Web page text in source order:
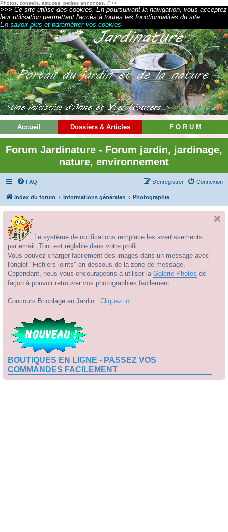
Photos, conseils, astuces, petites annonces..." />
>>> Ce site utilise des cookies. En poursuivant la navigation, vous acceptez
leur utilisation permettant l'accès à toutes les fonctionnalités du site.
En savoir plus et paramétrer vos cookies
Accueil Dossiers & Articles F O R U M
Forum Jardinature - Forum jardin, jardinage,
nature, environnement
FAQ Connexion
S’enregistrer
Index du forum Informations générales Photographie
Le système de notifications remplace les avertissements
par email. Tout est réglable dans votre profil.
Vous pouvez charger facilement des images dans un message avec
l'onglet "Fichiers joints" en dessous de la zone de message.
Cependant, nous vous encourageons à utiliser la Galerie Photos de
façon à pouvoir retrouver vos photographies facilement.
Concours Bricolage au Jardin : Cliquez ici
BOUTIQUES EN LIGNE - PASSEZ VOS
COMMANDES FACILEMENT